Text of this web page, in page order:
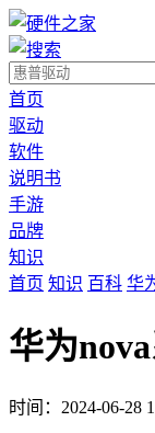
首页
驱动
软件
说明书
手游
品牌
知识
首页 知识 百科 华
华为
时间：2024-06-28